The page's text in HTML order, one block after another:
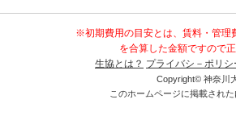
※初期費用の目安とは、賃料・管理
を合算した金額ですので
生協とは？ プライバシ－ポリシ
Copyright© 神奈川
このホームページに掲載され